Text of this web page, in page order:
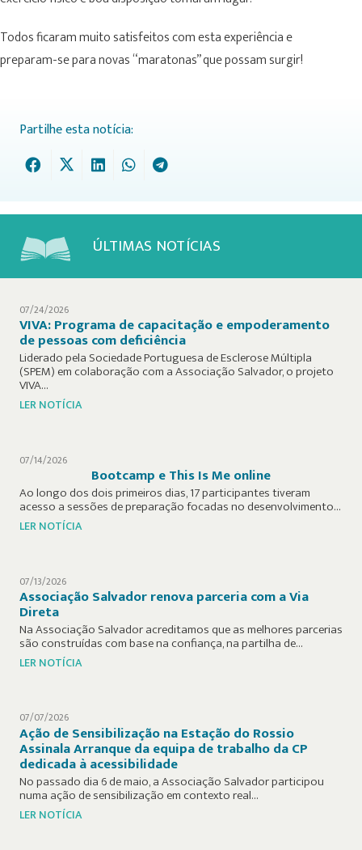
Todos ficaram muito satisfeitos com esta experiência e
preparam-se para novas “maratonas” que possam surgir!
Partilhe esta notícia:
ÚLTIMAS NOTÍCIAS
07/24/2026
VIVA: Programa de capacitação e empoderamento
de pessoas com deficiência
Liderado pela Sociedade Portuguesa de Esclerose Múltipla
(SPEM) em colaboração com a Associação Salvador, o projeto
VIVA…
LER NOTÍCIA
07/14/2026
Bootcamp e This Is Me online
Ao longo dos dois primeiros dias, 17 participantes tiveram
acesso a sessões de preparação focadas no desenvolvimento…
LER NOTÍCIA
07/13/2026
Associação Salvador renova parceria com a Via
Direta
Na Associação Salvador acreditamos que as melhores parcerias
são construídas com base na confiança, na partilha de…
LER NOTÍCIA
07/07/2026
Ação de Sensibilização na Estação do Rossio
Assinala Arranque da equipa de trabalho da CP
dedicada à acessibilidade
No passado dia 6 de maio, a Associação Salvador participou
numa ação de sensibilização em contexto real…
LER NOTÍCIA